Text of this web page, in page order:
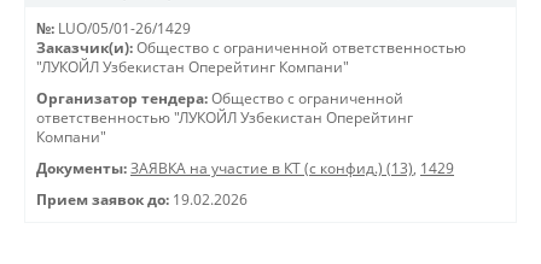
№: LUO/05/01-26/1429
Заказчик(и): Общество с ограниченной ответственностью
"ЛУКОЙЛ Узбекистан Оперейтинг Компани"
Организатор тендера: Общество с ограниченной
ответственностью "ЛУКОЙЛ Узбекистан Оперейтинг
Компани"
Документы: ЗАЯВКА на участие в КТ (с конфид.) (13), 1429
Прием заявок до: 19.02.2026